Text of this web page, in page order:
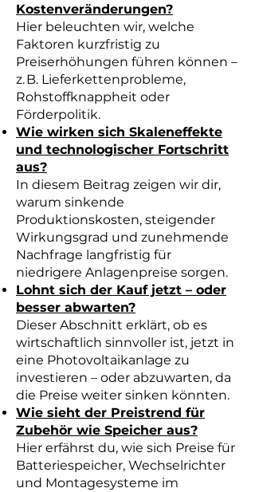
Kostenveränderungen?
Hier beleuchten wir, welche
Faktoren kurzfristig zu
Preiserhöhungen führen können –
z. B. Lieferkettenprobleme,
Rohstoffknappheit oder
Förderpolitik.
Wie wirken sich Skaleneffekte
und technologischer Fortschritt
aus?
In diesem Beitrag zeigen wir dir,
warum sinkende
Produktionskosten, steigender
Wirkungsgrad und zunehmende
Nachfrage langfristig für
niedrigere Anlagenpreise sorgen.
Lohnt sich der Kauf jetzt – oder
besser abwarten?
Dieser Abschnitt erklärt, ob es
wirtschaftlich sinnvoller ist, jetzt in
eine Photovoltaikanlage zu
investieren – oder abzuwarten, da
die Preise weiter sinken könnten.
Wie sieht der Preistrend für
Zubehör wie Speicher aus?
Hier erfährst du, wie sich Preise für
Batteriespeicher, Wechselrichter
und Montagesysteme im